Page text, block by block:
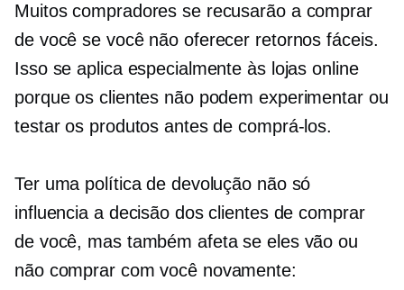
Muitos compradores se recusarão a comprar
de você se você não oferecer retornos fáceis.
Isso se aplica especialmente às lojas online
porque os clientes não podem experimentar ou
testar os produtos antes de comprá-los.
Ter uma política de devolução não só
influencia a decisão dos clientes de comprar
de você, mas também afeta se eles vão ou
não comprar com você novamente: